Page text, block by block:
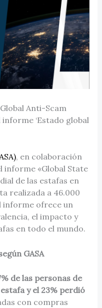
Anti-Scam
‘Estado global
, en colaboración
informe «Global State
de las estafas en
realizada a 46.000
informe ofrece un
el impacto y
en todo el mundo.
GASA
de las personas de
y el 23% perdió
con compras